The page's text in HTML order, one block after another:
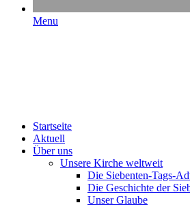
Menu
Startseite
Aktuell
Über uns
Unsere Kirche weltweit
Die Siebenten-Tags-
Die Geschichte der
Unser Glaube